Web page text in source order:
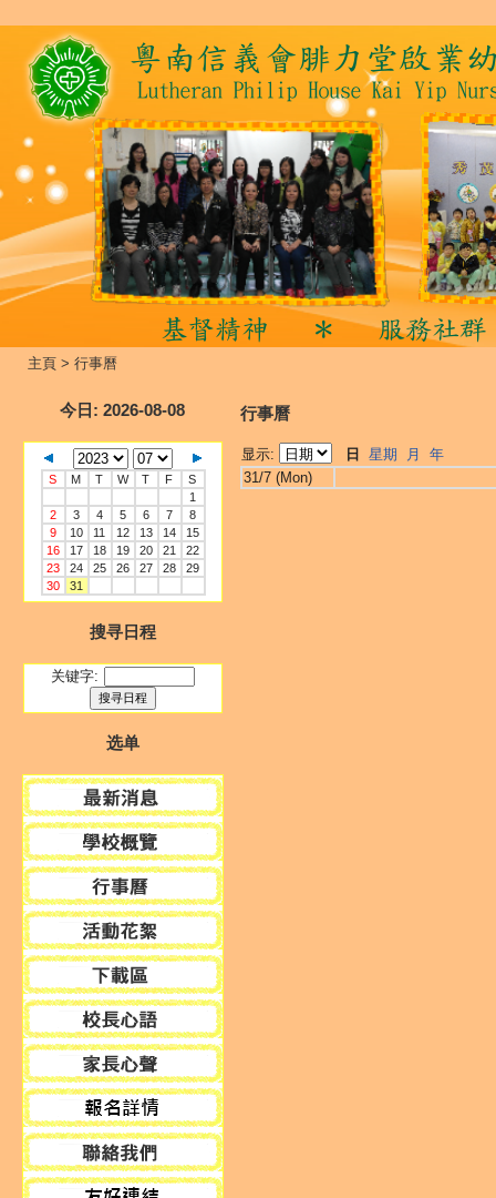
主頁 > 行事曆
今日 : 2026-08-08
S M T W T F
S
1
2
3 4 5 6 7
8
9
10 11 12 13 14
15
16
17 18 19 20 21
22
23
24 25 26 27 28
29
30
31
搜寻日程
关键字:
选单
行事曆
显示: 日 星期 月
年
31/7 (Mon)